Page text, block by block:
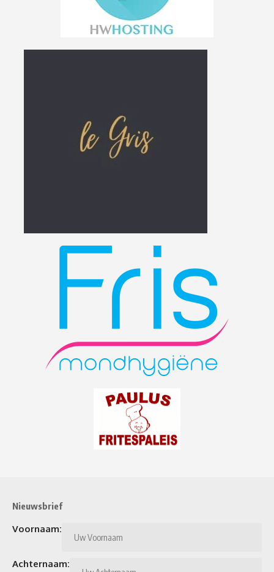
Nieuwsbrief
Voornaam:
Achternaam: